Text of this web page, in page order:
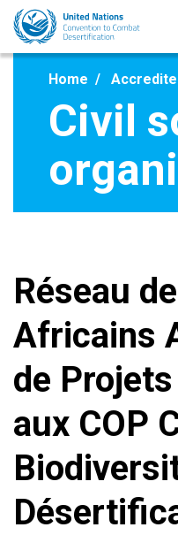
Skip
main
Home
Civil
Réseau
Africains
de
aux COP